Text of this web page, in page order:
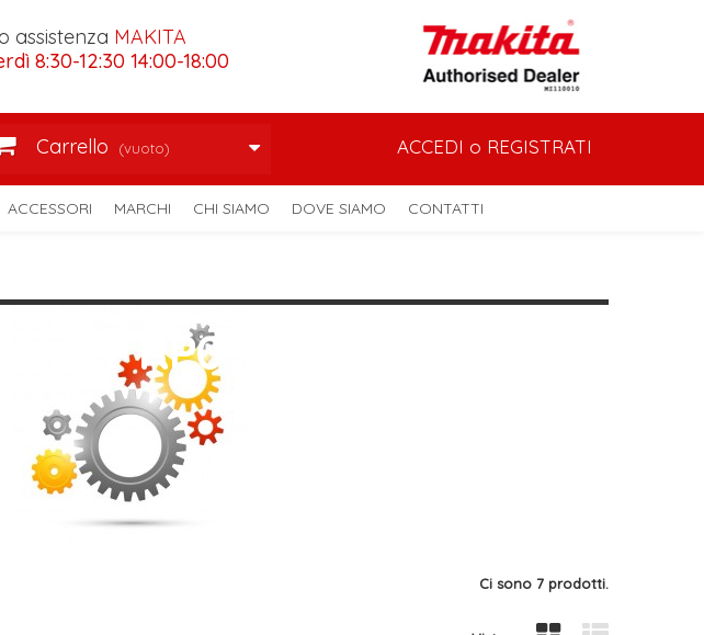
assistenza MAKITA
8:30-12:30 14:00-18:00
Carrello (vuoto) ACCEDI o REGISTRATI
ACCESSORI MARCHI CHI SIAMO DOVE SIAMO CONTATTI
per RP0900
Ci sono 7 prodotti.